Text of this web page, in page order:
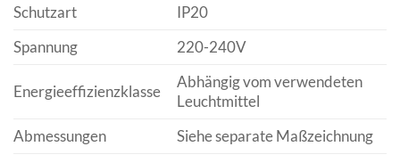
Schutzart
IP20
Spannung
220-240V
Energieeffizienzklasse
Abhängig vom verwendeten
Leuchtmittel
Abmessungen
Siehe separate Maßzeichnung